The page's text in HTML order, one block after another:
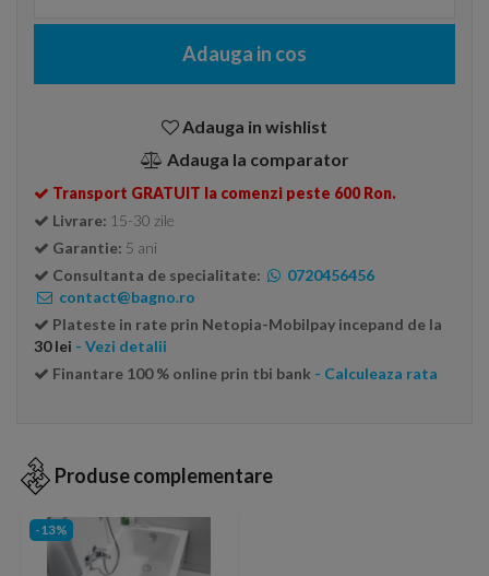
Adauga in cos
Adauga in wishlist
Adauga la comparator
Transport GRATUIT la comenzi peste 600 Ron.
Livrare: 15-30 zile
Garantie: 5 ani
Consultanta de specialitate:
0720456456
contact@bagno.ro
Plateste in rate prin Netopia-Mobilpay incepand de la
30 lei - Vezi detalii
Finantare 100 % online prin tbi bank - Calculeaza rata
Produse complementare
-13%